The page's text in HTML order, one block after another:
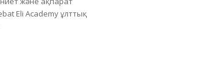
Eli Academy ұлттық